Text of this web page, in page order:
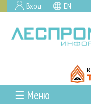
Вход EN
☰ Меню